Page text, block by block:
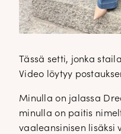
Tässä setti, jonka
Video löytyy
Minulla on jalassa
minulla on paitis
vaaleansinisen lisäksi